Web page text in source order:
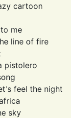
cartoon
me
line of fire
pistolero
feel the night
sky